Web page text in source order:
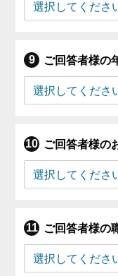
ご回答者様の
ご回答者様の
ご回答者様の